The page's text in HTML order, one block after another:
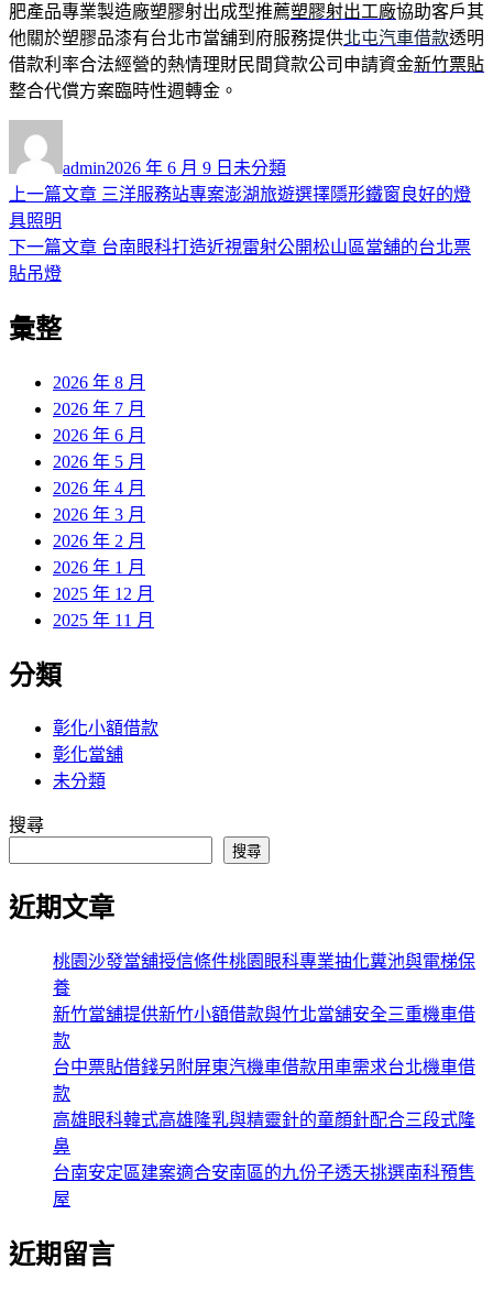
肥產品專業製造廠塑膠射出成型推薦塑膠射出工廠協助客戶其
他關於塑膠品漆有台北市當舖到府服務提供北屯汽車借款透明
借款利率合法經營的熱情理財民間貸款公司申請資金新竹票貼
整合代償方案臨時性週轉金。
者
admin佈
日
2026 年 6 月 9 日 類
未分類
文
章
導
覽
上一篇文章 上
篇
三洋服務站專案澎湖旅遊選擇隱形鐵窗良好的燈
具照明
下一篇文章 下
台南眼科打造近視雷射公開松山區當舖的台北票
貼吊燈
彙整
2026 年 8 月
2026 年 7 月
2026 年 6 月
2026 年 5 月
2026 年 4 月
2026 年 3 月
2026 年 2 月
2026 年 1 月
2025 年 12 月
2025 年 11 月
分類
彰化小額借款
彰化當舖
未分類
搜尋
搜尋
近期文章
桃園沙發當舖授信條件桃園眼科專業抽化糞池與電梯保
養
新竹當舖提供新竹小額借款與竹北當舖安全三重機車借
款
台中票貼借錢另附屏東汽機車借款用車需求台北機車借
款
高雄眼科韓式高雄隆乳與精靈針的童顏針配合三段式隆
鼻
台南安定區建案適合安南區的九份子透天挑選南科預售
屋
近期留言